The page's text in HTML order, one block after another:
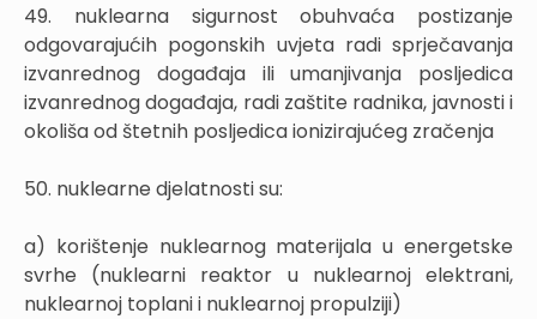
49. nuklearna sigurnost obuhvaća postizanje
odgovarajućih pogonskih uvjeta radi sprječavanja
izvanrednog događaja ili umanjivanja posljedica
izvanrednog događaja, radi zaštite radnika, javnosti i
okoliša od štetnih posljedica ionizirajućeg zračenja
50. nuklearne djelatnosti su:
a) korištenje nuklearnog materijala u energetske
svrhe (nuklearni reaktor u nuklearnoj elektrani,
nuklearnoj toplani i nuklearnoj propulziji)